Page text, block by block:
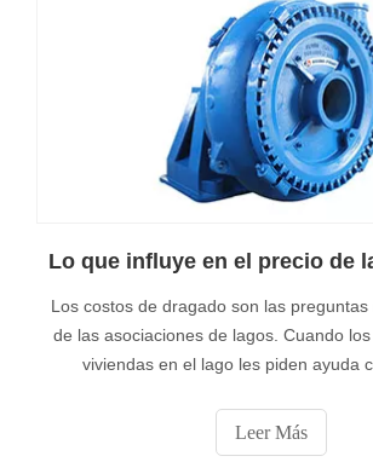
Los costos de dragado son las
de las asociaciones de lagos. Cuando
viviendas en el lago les piden ayuda
hacernos es "¿Cuánto cuesta?". Hay
deben responderse para comenzar el
Leer Más